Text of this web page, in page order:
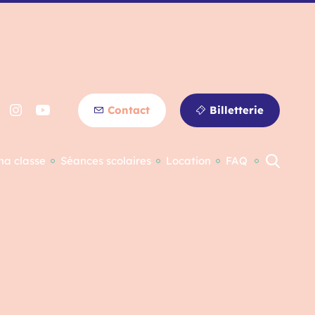
Contact Billetterie
classe Séances scolaires Location FAQ